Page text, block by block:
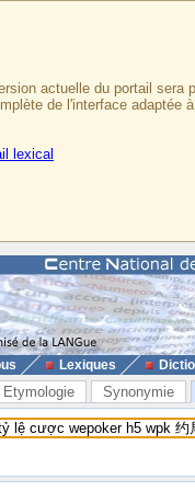
actuelle du portail sera
de l'interface
lexical
Lexiques
Etymologie Synonymie